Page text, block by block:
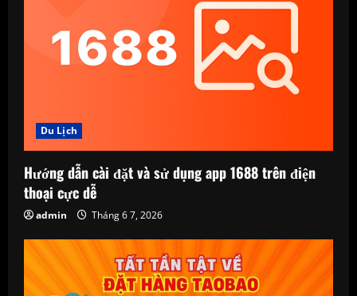
Du Lịch
Hướng dẫn cài đặt và sử dụng app 1688 trên điện
thoại cực dễ
admin Tháng 6 7, 2026